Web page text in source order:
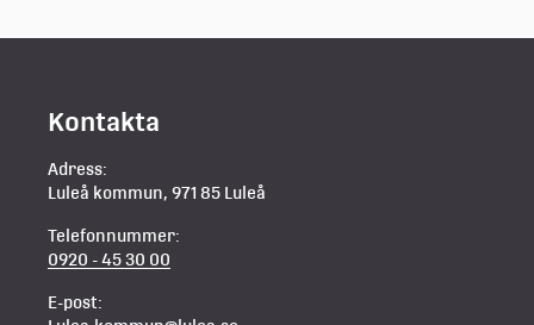
Kontakta
Adress:
Luleå kommun, 971 85 Luleå
Telefonnummer:
0920 - 45 30 00
E-post: